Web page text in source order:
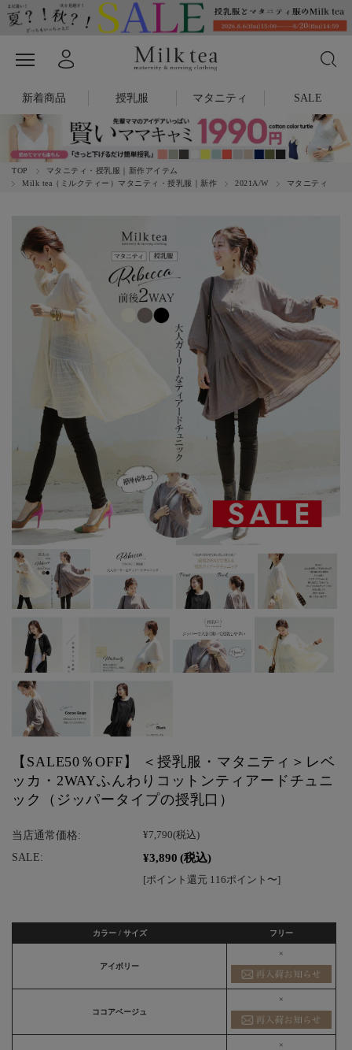
新着商品 授乳服 マタニティ SALE
TOP
マタニティ・授乳服｜新作アイテム
Milk tea（ミルクティー）マタニティ・授乳服｜新作
2021A/W マタニティ
【SALE50％OFF】 ＜授乳服・マタニティ＞レベ
ッカ・2WAYふんわりコットンティアードチュニ
ック（ジッパータイプの授乳口）
当店通常価格: ¥7,790(税込)
SALE: ¥3,890 (税込)
[ポイント還元 116ポイント〜]
カラー / サイズ フリー
アイボリー
×
ココアベージュ
×
×